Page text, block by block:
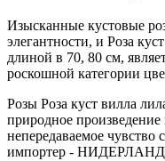
Изысканные кустовые
элегантности, и Роза
длиной в 70, 80 см,
роскошной категории
Розы Роза куст вилла
природное
непередаваемое чувство
импортер -